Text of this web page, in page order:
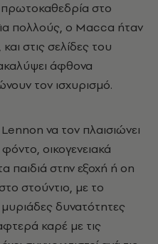
πρωτοκαθεδρία στο
πολλούς, ο Macca ήταν
στις σελίδες του
άφθονα
τον ισχυρισμό.
να τον πλαισιώνει
οικογενειακά
παιδιά στην εξοχή ή on
στούντιο, με το
δυνατότητες
καρέ με τις